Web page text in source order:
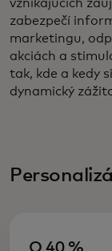
vznikajúcich
zabezpečí
marketingu,
akciách a
tak, kde a kedy
dynamický
O 40 %